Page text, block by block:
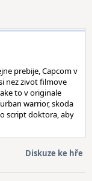
prebije, Capcom v
nez zivot filmove
to v originale
warrior, skoda
script doktora, aby
Diskuze ke hře